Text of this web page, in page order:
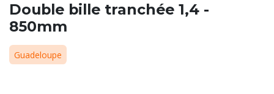
Double bille tranchée 1,4 -
850mm
Guadeloupe